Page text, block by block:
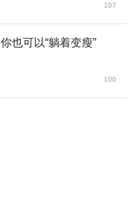
107
也可以“躺着变瘦”
100